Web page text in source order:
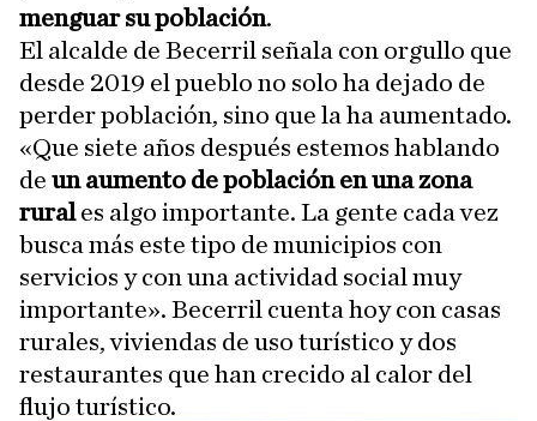
menguar su población.
El alcalde de Becerril señala con orgullo que
desde 2019 el pueblo no solo ha dejado de
perder población, sino que la ha aumentado.
«Que siete años después estemos hablando
de un aumento de población en una zona
rurales algo importante. La gente cada vez
busca más este tipo de municipios con
servicios y con una actividad social muy
importante». Becerril cuenta hoy con casas
rurales, viviendas de uso turístico y dos
restaurantes que han crecido al calor del
flujo turístico.